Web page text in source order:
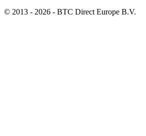
© 2013 - 2026 - BTC Direct Europe B.V.